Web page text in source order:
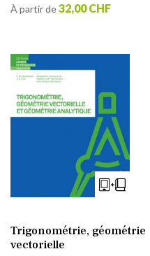
À partir de32,00 CHF
Trigonométrie, géométrie
vectorielle